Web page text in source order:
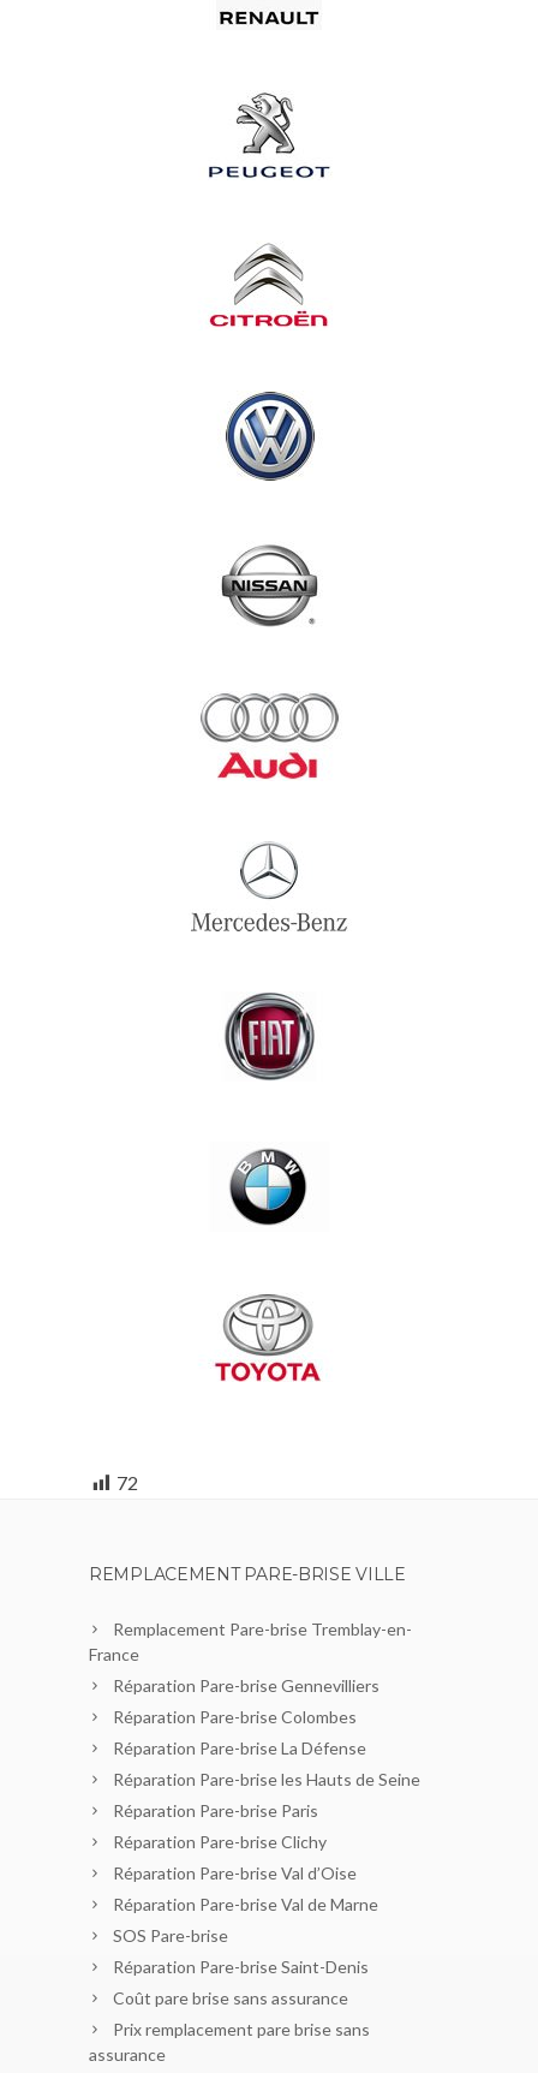
72
REMPLACEMENT PARE-BRISE VILLE
Remplacement Pare-brise Tremblay-en-
France
Réparation Pare-brise Gennevilliers
Réparation Pare-brise Colombes
Réparation Pare-brise La Défense
Réparation Pare-brise les Hauts de Seine
Réparation Pare-brise Paris
Réparation Pare-brise Clichy
Réparation Pare-brise Val d’Oise
Réparation Pare-brise Val de Marne
SOS Pare-brise
Réparation Pare-brise Saint-Denis
Coût pare brise sans assurance
Prix remplacement pare brise sans
assurance